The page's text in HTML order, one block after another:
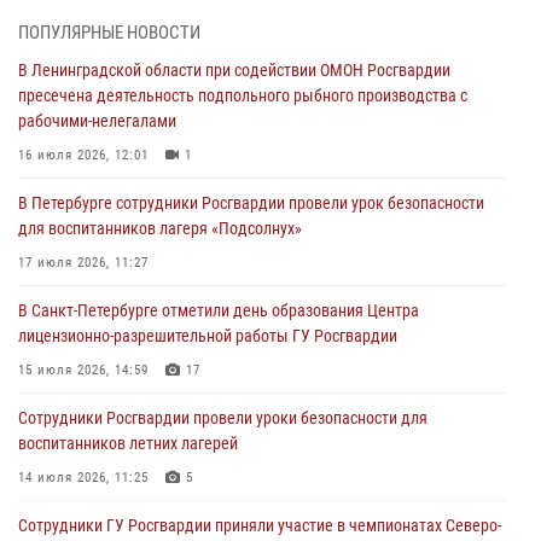
06 августа 2026, 13:39 1
В Центральном районе росгвардейцы оперативно задержали
хулигана, стрелявшего из пускового устройства рядом с жилыми
домами
06 августа 2026, 11:36
Сотрудники и военнослужащие Росгвардии обеспечили
правопорядок при проведении матча "Зенит" - "Балтика"
06 августа 2026, 07:30
В Выборгском районе наряд Росгвардии обнаружил
разыскиваемый преступный автотранспорт
05 августа 2026, 12:25 2
Петербургские росгвардейцы обнаружили объявленный в розыск
автомобиль, ранее использовавшийся при совершении кражи в
Ленобласти
ПОПУЛЯРНЫЕ НОВОСТИ
В Ленинградской области при содействии ОМОН Росгвардии
пресечена деятельность подпольного рыбного производства с
рабочими-нелегалами
16 июля 2026, 12:01 1
В Петербурге сотрудники Росгвардии провели урок безопасности
для воспитанников лагеря «Подсолнух»
17 июля 2026, 11:27
В Санкт-Петербурге отметили день образования Центра
лицензионно-разрешительной работы ГУ Росгвардии
15 июля 2026, 14:59 17
Сотрудники Росгвардии провели уроки безопасности для
воспитанников летних лагерей
14 июля 2026, 11:25 5
Сотрудники ГУ Росгвардии приняли участие в чемпионатах Северо-